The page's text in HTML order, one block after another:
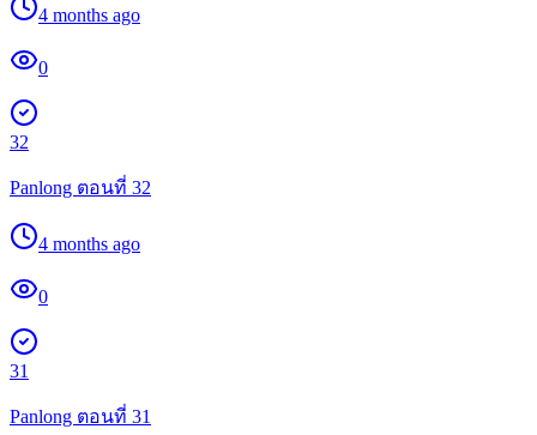
4 months ago
0
32
Panlong ตอนที่ 32
4 months ago
0
31
Panlong ตอนที่ 31